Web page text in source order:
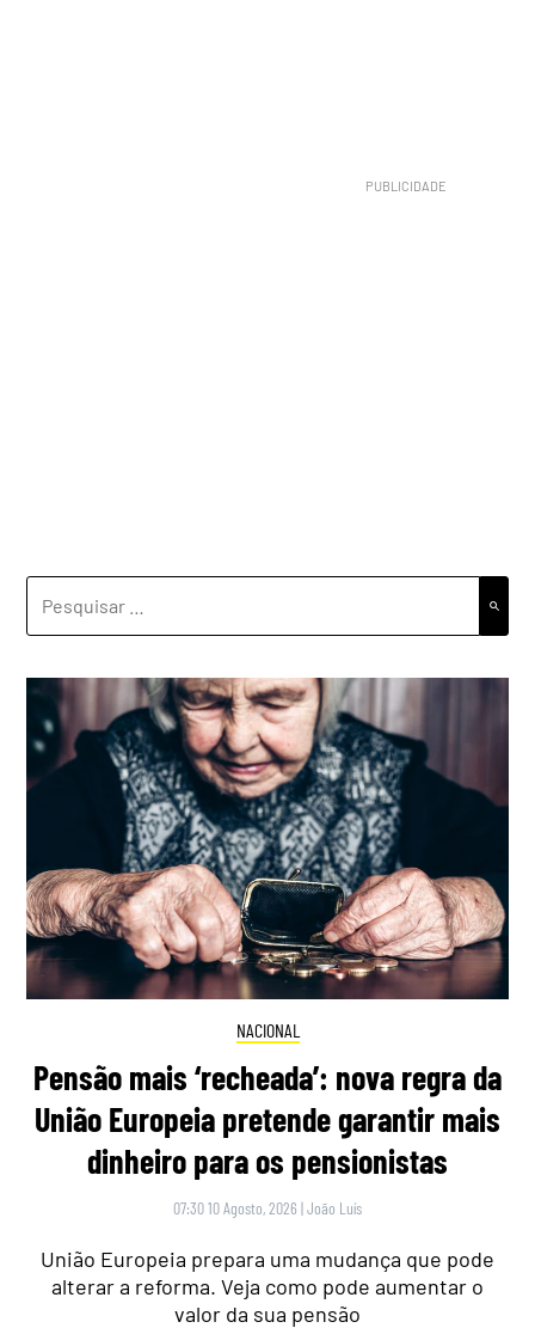
NACIONAL
Pensão mais ‘recheada’: nova regra da
União Europeia pretende garantir mais
dinheiro para os pensionistas
07:30 10 Agosto, 2026 |João Luís
União Europeia prepara uma mudança que pode
alterar a reforma. Veja como pode aumentar o
valor da sua pensão